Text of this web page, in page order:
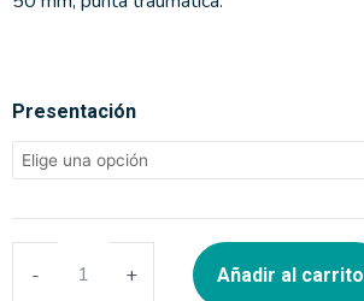
Presentación
-
ACIDO
POLIGLICOLICO
2
HS50
120CM
(GRANDES
+ Añadir al carrito